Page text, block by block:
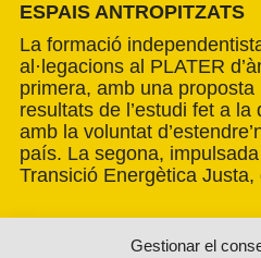
Gestionar el
ESPAIS ANTROPITZATS
La formació
al·legacions al PLATER
primera, amb una
resultats de l’estudi fet a
amb la voluntat
país. La segona,
Transició Energètica